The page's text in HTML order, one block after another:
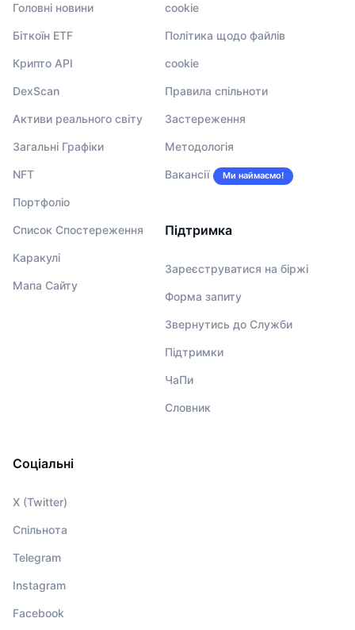
Головні новини
Біткоїн ETF
Крипто API
DexScan
Активи реального світу
Загальні Графіки
NFT
Портфоліо
Список Спостереження
Каракулі
Мапа Сайту
cookie
Політика щодо файлів
cookie
Правила спільноти
Застереження
Методологія
Вакансії Ми наймаємо!
Підтримка
Зареєструватися на біржі
Форма запиту
Звернутись до Служби
Підтримки
ЧаПи
Словник
Соціальні
X (Twitter)
Спільнота
Telegram
Instagram
Facebook